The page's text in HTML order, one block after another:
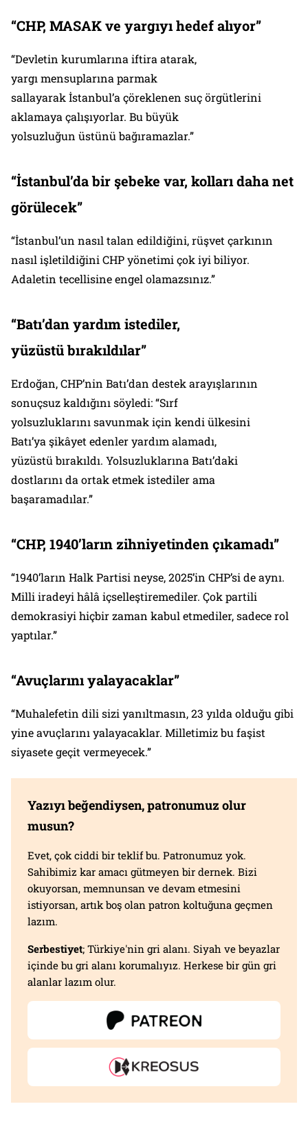
“CHP, MASAK ve yargıyıhedef alıyor”
“Devletin kurumlarına iftira atarak,
yargı mensuplarına parmak
sallayarak İstanbul’a çöreklenen suç örgütlerini
aklamaya çalışıyorlar. Bu büyük
yolsuzluğun üstünü bağıramazlar.”
“İstanbul’da bir şebeke var, kolları daha net
görülecek”
“İstanbul’un nasıl talan edildiğini, rüşvet çarkının
nasıl işletildiğini CHP yönetimi çok iyi biliyor.
Adaletin tecellisine engel olamazsınız.”
“Batı’dan yardım istediler,
yüzüstübırakıldılar”
Erdoğan, CHP’nin Batı’dan destek arayışlarının
sonuçsuz kaldığını söyledi: “Sırf
yolsuzluklarını savunmak için kendi ülkesini
Batı’ya şikâyet edenler yardım alamadı,
yüzüstü bırakıldı. Yolsuzluklarına Batı’daki
dostlarını da ortak etmek istediler ama
başaramadılar.”
“CHP, 1940’ların zihniyetindençıkamadı”
“1940’ların Halk Partisi neyse, 2025’in CHP’si de aynı.
Milli iradeyi hâlâ içselleştiremediler. Çok partili
demokrasiyi hiçbir zaman kabul etmediler, sadece rol
yaptılar.”
“Avuçlarınıyalayacaklar”
“Muhalefetin dili sizi yanıltmasın, 23 yılda olduğu gibi
yine avuçlarını yalayacaklar. Milletimiz bu faşist
siyasete geçit vermeyecek.”
Yazıyı beğendiysen, patronumuz olur
musun?
Evet, çok ciddi bir teklif bu. Patronumuz yok.
Sahibimiz kar amacı gütmeyen bir dernek. Bizi
okuyorsan, memnunsan ve devam etmesini
istiyorsan, artık boş olan patron koltuğuna geçmen
lazım.
Serbestiyet; Türkiye'nin gri alanı. Siyah ve beyazlar
içinde bu gri alanı korumalıyız. Herkese bir gün gri
alanlar lazım olur.